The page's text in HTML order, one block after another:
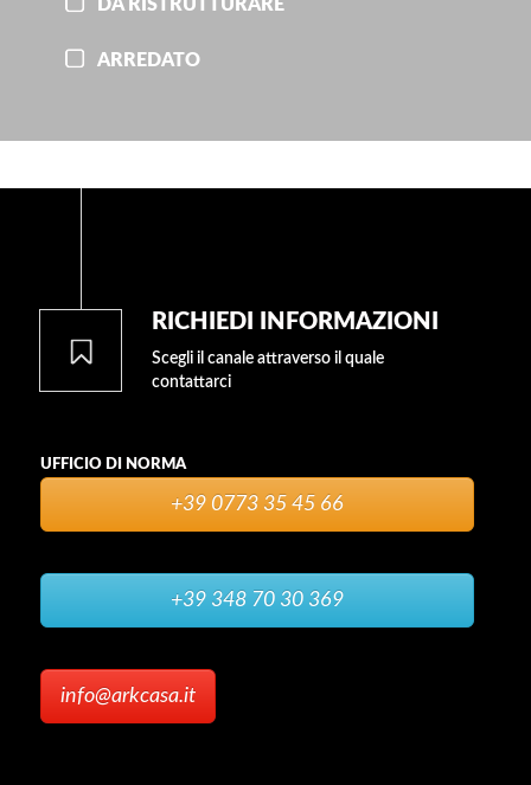
DA RISTRUTTURARE
ARREDATO
RICHIEDI INFORMAZIONI
Scegli il canale attraverso il quale
contattarci
UFFICIO DI NORMA
+39 0773 35 45 66
+39 348 70 30 369
info@arkcasa.it